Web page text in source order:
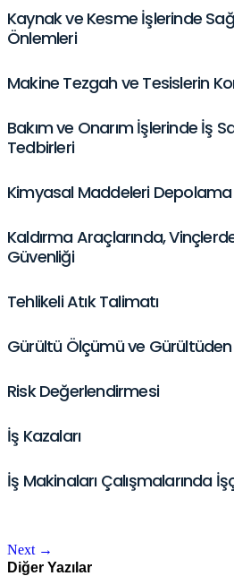
Kaynak ve Kesme İşlerinde
Önlemleri
Makine Tezgah ve Tesislerin
Bakım ve Onarım İşlerinde İş
Tedbirleri
Kimyasal Maddeleri Depolama
Kaldırma Araçlarında,
Güvenliği
Tehlikeli Atık Talimatı
Gürültü Ölçümü ve
Risk Değerlendirmesi
İş Kazaları
İş Makinaları Çalışmalarında
Next →
Diğer Yazılar